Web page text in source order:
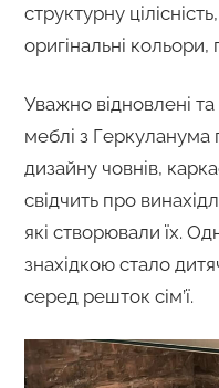
структурну
оригінальні кольори,
Уважно відновлені та
меблі з Геркуланума
дизайну човнів,
свідчить про
які створювали їх.
знахідкою стало
серед решток сім’ї.